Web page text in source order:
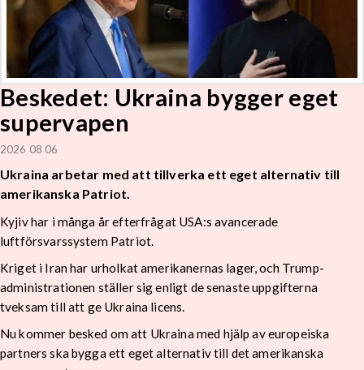
Beskedet: Ukraina bygger eget
supervapen
2026 08 06
Ukraina arbetar med att tillverka ett eget alternativ till
amerikanska Patriot.
Kyjiv har i många år efterfrågat USA:s avancerade
luftförsvarssystem Patriot.
Kriget i Iran har urholkat amerikanernas lager, och Trump-
administrationen ställer sig enligt de senaste uppgifterna
tveksam till att ge Ukraina licens.
Nu kommer besked om att Ukraina med hjälp av europeiska
partners ska bygga ett eget alternativ till det amerikanska